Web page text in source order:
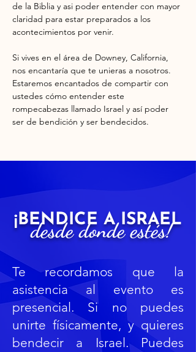
de la Biblia y asi poder entender con mayor
claridad para estar preparados a los
acontecimientos por venir.
Si vives en el área de Downey, California,
nos encantaría que te unieras a nosotros.
Estaremos encantados de compartir con
ustedes cómo entender este
rompecabezas llamado Israel y así poder
ser de bendición y ser bendecidos.
¡BENDICE A ISRAEL
desde donde estés!
Te recordamos que la
asistencia al evento es
presencial. Si no puedes
unirte físicamente, y quieres
bendecir a Israel. Puedes